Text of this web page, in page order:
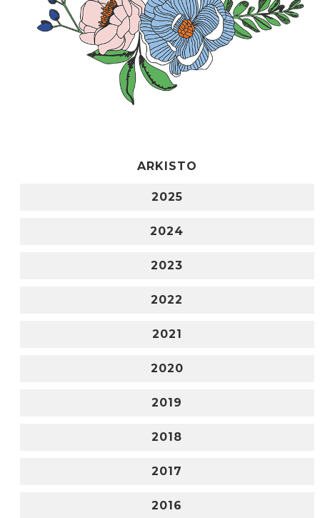
ARKISTO
2025
2024
2023
2022
2021
2020
2019
2018
2017
2016